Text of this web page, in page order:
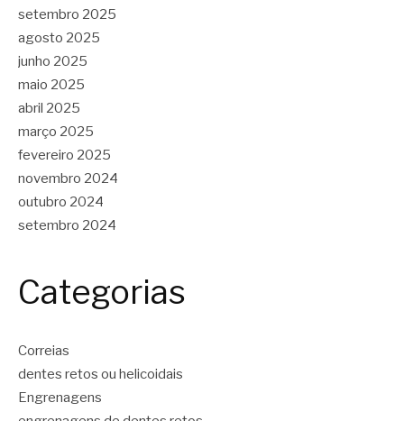
setembro 2025
agosto 2025
junho 2025
maio 2025
abril 2025
março 2025
fevereiro 2025
novembro 2024
outubro 2024
setembro 2024
Categorias
Correias
dentes retos ou helicoidais
Engrenagens